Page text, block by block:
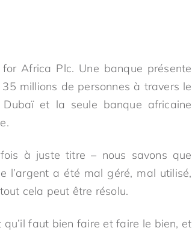
Africa Plc. Une banque présente
millions de personnes à travers le
et la seule banque africaine
à juste titre – nous savons que
l’argent a été mal géré, mal utilisé,
cela peut être résolu.
faut bien faire et faire le bien, et